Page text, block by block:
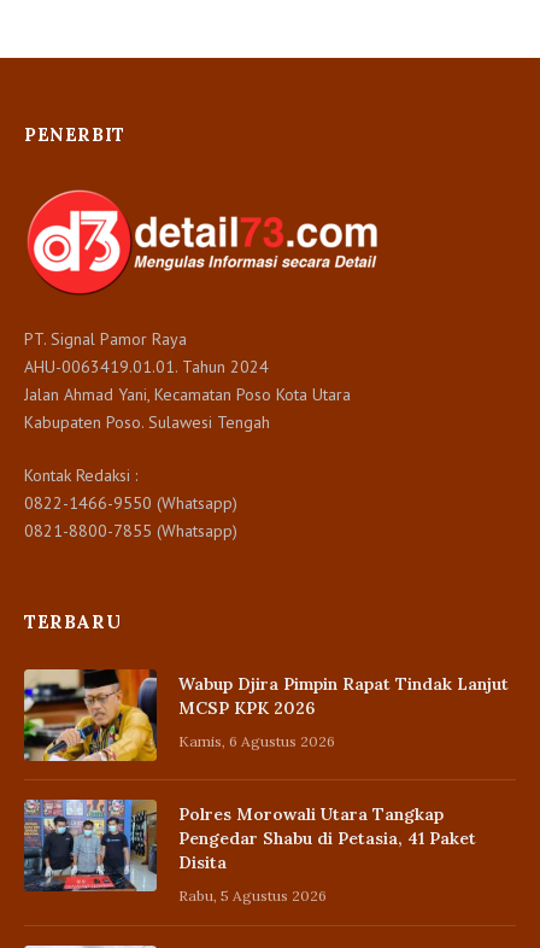
PENERBIT
PT. Signal Pamor Raya
AHU-0063419.01.01. Tahun 2024
Jalan Ahmad Yani, Kecamatan Poso Kota Utara
Kabupaten Poso. Sulawesi Tengah
Kontak Redaksi :
0822-1466-9550 (Whatsapp)
0821-8800-7855 (Whatsapp)
TERBARU
Wabup Djira Pimpin Rapat Tindak Lanjut
MCSP KPK 2026
Kamis, 6 Agustus 2026
Polres Morowali Utara Tangkap
Pengedar Shabu di Petasia, 41 Paket
Disita
Rabu, 5 Agustus 2026